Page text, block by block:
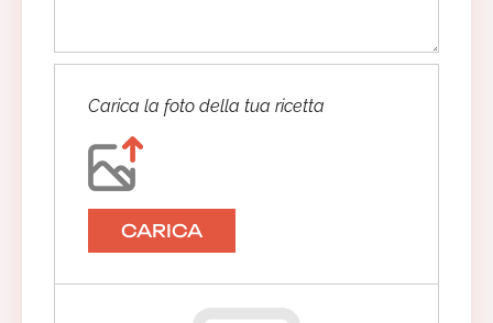
Carica la foto della tua ricetta
CARICA